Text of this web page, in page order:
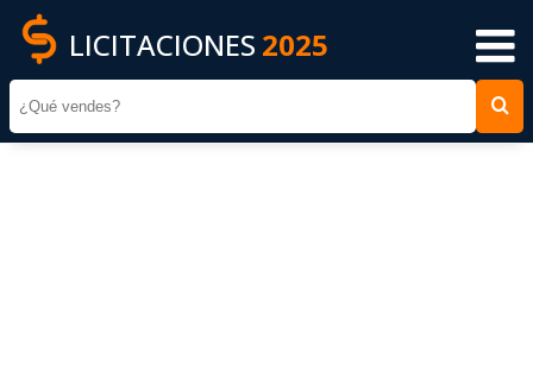
LICITACIONES 2025